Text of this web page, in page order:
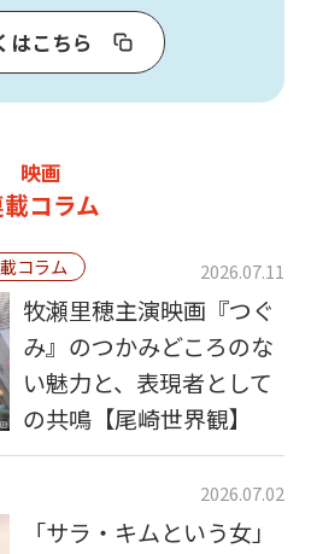
はこちら
映画
コラム
コラム 2026.07.11
牧瀬里穂主演映画『つぐ
み』のつかみどころのな
い魅力と、表現者として
の共鳴【尾崎世界観】
2026.07.02
「サラ・キムという女」